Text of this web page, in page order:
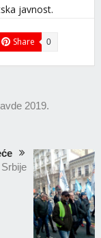
javnost.
Share 0
2019.